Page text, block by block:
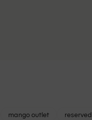
mango outlet reserved